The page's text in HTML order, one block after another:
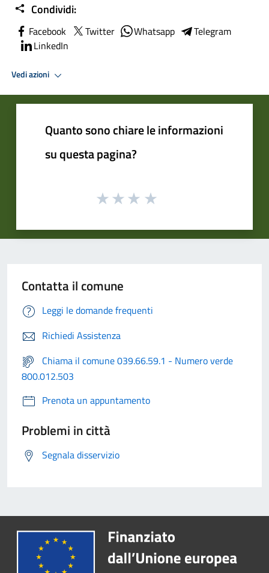
Condividi:
Facebook Twitter Whatsapp
Telegram
LinkedIn
Vedi azioni
Quanto sono chiare le informazioni
su questa pagina?
Contatta il comune
Leggi le domande frequenti
Richiedi Assistenza
Chiama il comune 039.66.59.1 - Numero verde
800.012.503
Prenota un appuntamento
Problemi in città
Segnala disservizio